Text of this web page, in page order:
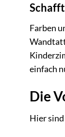
Farben
einfach
Die
Hier